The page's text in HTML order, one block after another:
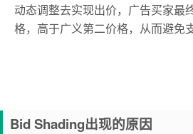
动态调整去实现出价，广告买家最
格，高于广义第二价格，从而避免
Bid Shading出现的原因